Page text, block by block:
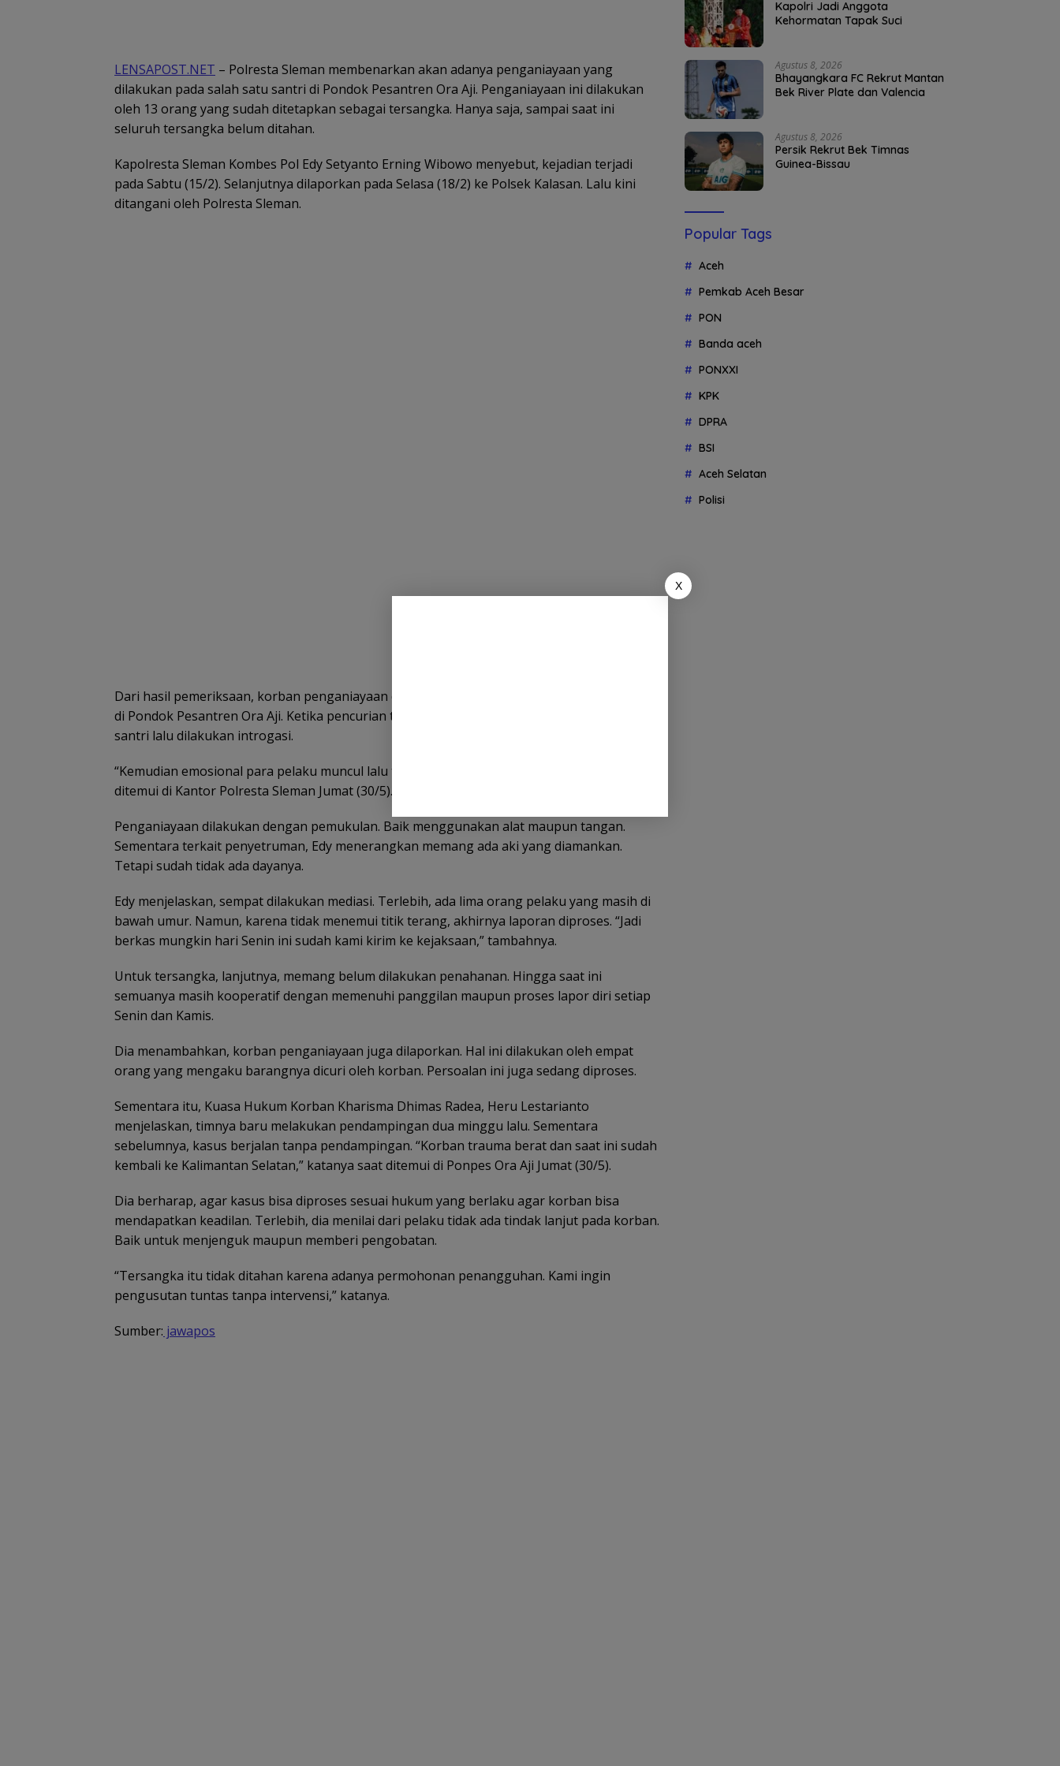
LENSAPOST.NET – Polresta Sleman membenarkan akan adanya penganiayaan yang
dilakukan pada salah satu santri di Pondok Pesantren Ora Aji. Penganiayaan ini dilakukan
oleh 13 orang yang sudah ditetapkan sebagai tersangka. Hanya saja, sampai saat ini
seluruh tersangka belum ditahan.
Kapolresta Sleman Kombes Pol Edy Setyanto Erning Wibowo menyebut, kejadian terjadi
pada Sabtu (15/2). Selanjutnya dilaporkan pada Selasa (18/2) ke Polsek Kalasan. Lalu kini
ditangani oleh Polresta Sleman.
Dari hasil pemeriksaan, korban penganiayaan diduga melakukan beberapa kali pencurian
di Pondok Pesantren Ora Aji. Ketika pencurian terakhir, akhirnya ditangkap oleh sesama
santri lalu dilakukan introgasi.
“Kemudian emosional para pelaku muncul lalu terjadilah penganiayaan,” katanya saat
ditemui di Kantor Polresta Sleman Jumat (30/5).
Penganiayaan dilakukan dengan pemukulan. Baik menggunakan alat maupun tangan.
Sementara terkait penyetruman, Edy menerangkan memang ada aki yang diamankan.
Tetapi sudah tidak ada dayanya.
Edy menjelaskan, sempat dilakukan mediasi. Terlebih, ada lima orang pelaku yang masih di
bawah umur. Namun, karena tidak menemui titik terang, akhirnya laporan diproses. “Jadi
berkas mungkin hari Senin ini sudah kami kirim ke kejaksaan,” tambahnya.
Untuk tersangka, lanjutnya, memang belum dilakukan penahanan. Hingga saat ini
semuanya masih kooperatif dengan memenuhi panggilan maupun proses lapor diri setiap
Senin dan Kamis.
Dia menambahkan, korban penganiayaan juga dilaporkan. Hal ini dilakukan oleh empat
orang yang mengaku barangnya dicuri oleh korban. Persoalan ini juga sedang diproses.
Sementara itu, Kuasa Hukum Korban Kharisma Dhimas Radea, Heru Lestarianto
menjelaskan, timnya baru melakukan pendampingan dua minggu lalu. Sementara
sebelumnya, kasus berjalan tanpa pendampingan. “Korban trauma berat dan saat ini sudah
kembali ke Kalimantan Selatan,” katanya saat ditemui di Ponpes Ora Aji Jumat (30/5).
Dia berharap, agar kasus bisa diproses sesuai hukum yang berlaku agar korban bisa
mendapatkan keadilan. Terlebih, dia menilai dari pelaku tidak ada tindak lanjut pada korban.
Baik untuk menjenguk maupun memberi pengobatan.
“Tersangka itu tidak ditahan karena adanya permohonan penangguhan. Kami ingin
pengusutan tuntas tanpa intervensi,” katanya.
Sumber: jawapos
Kapolri Jadi Anggota
Kehormatan Tapak Suci
Agustus 8, 2026
Bhayangkara FC Rekrut Mantan
Bek River Plate dan Valencia
Agustus 8, 2026
Persik Rekrut Bek Timnas
Guinea-Bissau
Popular Tags
Aceh
Pemkab Aceh Besar
PON
Banda aceh
PONXXI
KPK
DPRA
BSI
Aceh Selatan
Polisi
X